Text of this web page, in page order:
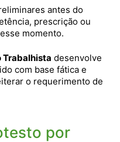
antes do
prescrição ou
momento.
Trabalhista desenvolve
com base fática e
o requerimento de
por